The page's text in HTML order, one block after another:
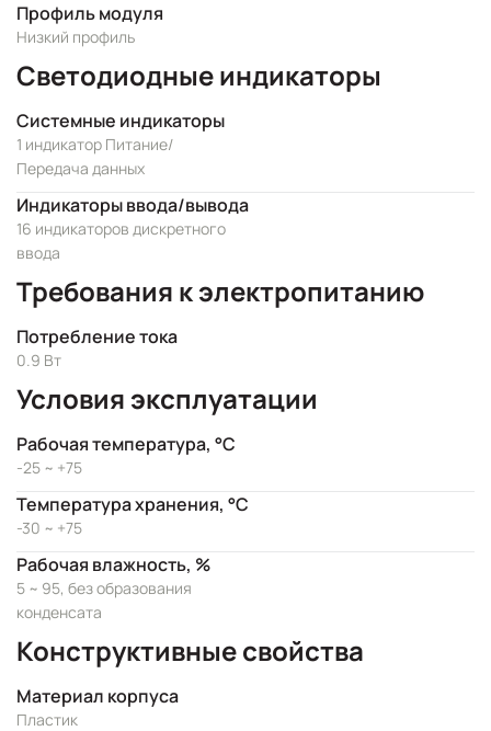
Профиль модуля
Низкий профиль
Светодиодные индикаторы
Системные индикаторы
1 индикатор Питание/
Передача данных
Индикаторы ввода/вывода
16 индикаторов дискретного
ввода
Требования к электропитанию
Потребление тока
0.9 Вт
Условия эксплуатации
Рабочая температура, °C
-25 ~ +75
Температура хранения, °C
-30 ~ +75
Рабочая влажность, %
5 ~ 95, без образования
конденсата
Конструктивные свойства
Материал корпуса
Пластик